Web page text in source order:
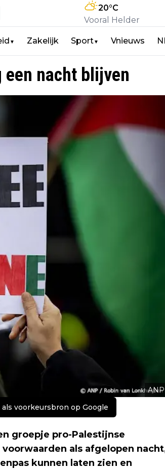
20°C
Vooral Helder
▼ Zakelijk Sport▼ Vnieuws
nacht blijven
ANP
als voorkeursbron op Google
groepje pro-Palestijnse
als afgelopen
kunnen laten zien en